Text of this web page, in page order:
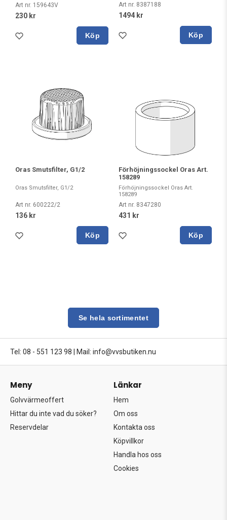
Art nr. 159643V
230 kr
Köp
Art nr. 8387188
1494 kr
Köp
Oras Smutsfilter, G1/2
Oras Smutsfilter, G1/2
Art nr. 600222/2
136 kr
Köp
Förhöjningssockel Oras Art.
158289
Förhöjningssockel Oras Art.
158289
Art nr. 8347280
431 kr
Köp
Se hela sortimentet
Tel: 08 - 551 123 98 Mail: info@vvsbutiken.nu
Meny
Golvvärmeoffert
Hittar du inte vad du söker?
Reservdelar
Länkar
Hem
Om oss
Kontakta oss
Köpvillkor
Handla hos oss
Cookies